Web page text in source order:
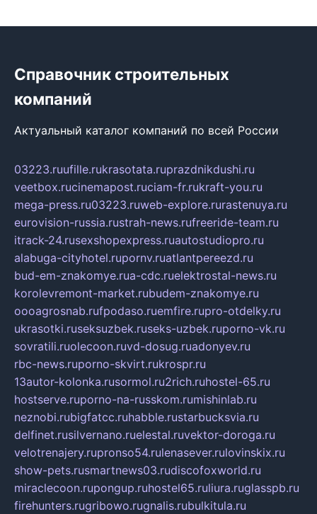
Справочник строительных
компаний
Актуальный каталог компаний по всей России
03223.ruufille.rukrasotata.ruprazdnikdushi.ru
veetbox.rucinemapost.ruciam-fr.rukraft-you.ru
mega-press.ru03223.ruweb-explore.rurastenuya.ru
eurovision-russia.rustrah-news.rufreeride-team.ru
itrack-24.rusexshopexpress.ruautostudiopro.ru
alabuga-cityhotel.rupornv.ruatlantpereezd.ru
bud-em-znakomye.rua-cdc.ruelektrostal-news.ru
korolevremont-market.rubudem-znakomye.ru
oooagrosnab.rufpodaso.ruemfire.rupro-otdelky.ru
ukrasotki.ruseksuzbek.ruseks-uzbek.ruporno-vk.ru
sovratili.ruolecoon.ruvd-dosug.ruadonyev.ru
rbc-news.ruporno-skvirt.rukrospr.ru
13autor-kolonka.rusormol.ru2rich.ruhostel-65.ru
hostserve.ruporno-na-russkom.rumishinlab.ru
neznobi.rubigfatcc.ruhabble.rustarbucksvia.ru
delfinet.rusilvernano.ruelestal.ruvektor-doroga.ru
velotrenajery.rupronso54.rulenasever.rulovinskix.ru
show-pets.rusmartnews03.rudiscofoxworld.ru
miraclecoon.rupongup.ruhostel65.ruliura.ruglasspb.ru
firehunters.rugribowo.rugnalis.rubulkitula.ru